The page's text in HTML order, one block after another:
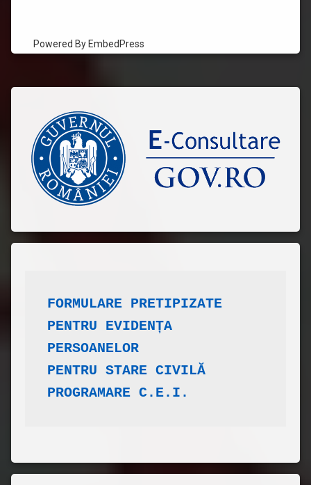
Powered By EmbedPress
FORMULARE PRETIPIZATE
​PENTRU EVIDENȚA
PERSOANELOR
PENTRU STARE CIVILĂ
PROGRAMARE C.E.I.